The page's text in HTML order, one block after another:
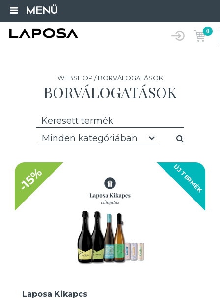
MENÜ
0
WEBSHOP / BORVÁLOGATÁSOK
BORVÁLOGATÁSOK
Minden kategóriában
ÚJ TERMÉK
-15%
Laposa Kikapcs